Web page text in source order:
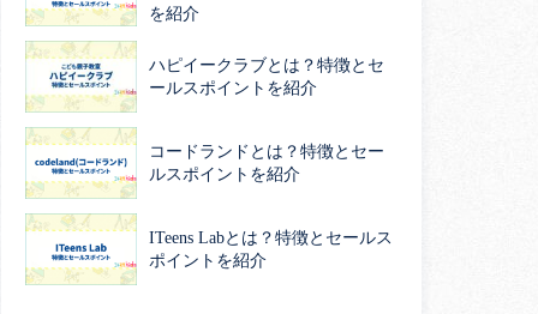
を紹介
ハピイークラブとは？特徴とセ
ールスポイントを紹介
コードランドとは？特徴とセー
ルスポイントを紹介
ITeens Labとは？特徴とセールス
ポイントを紹介